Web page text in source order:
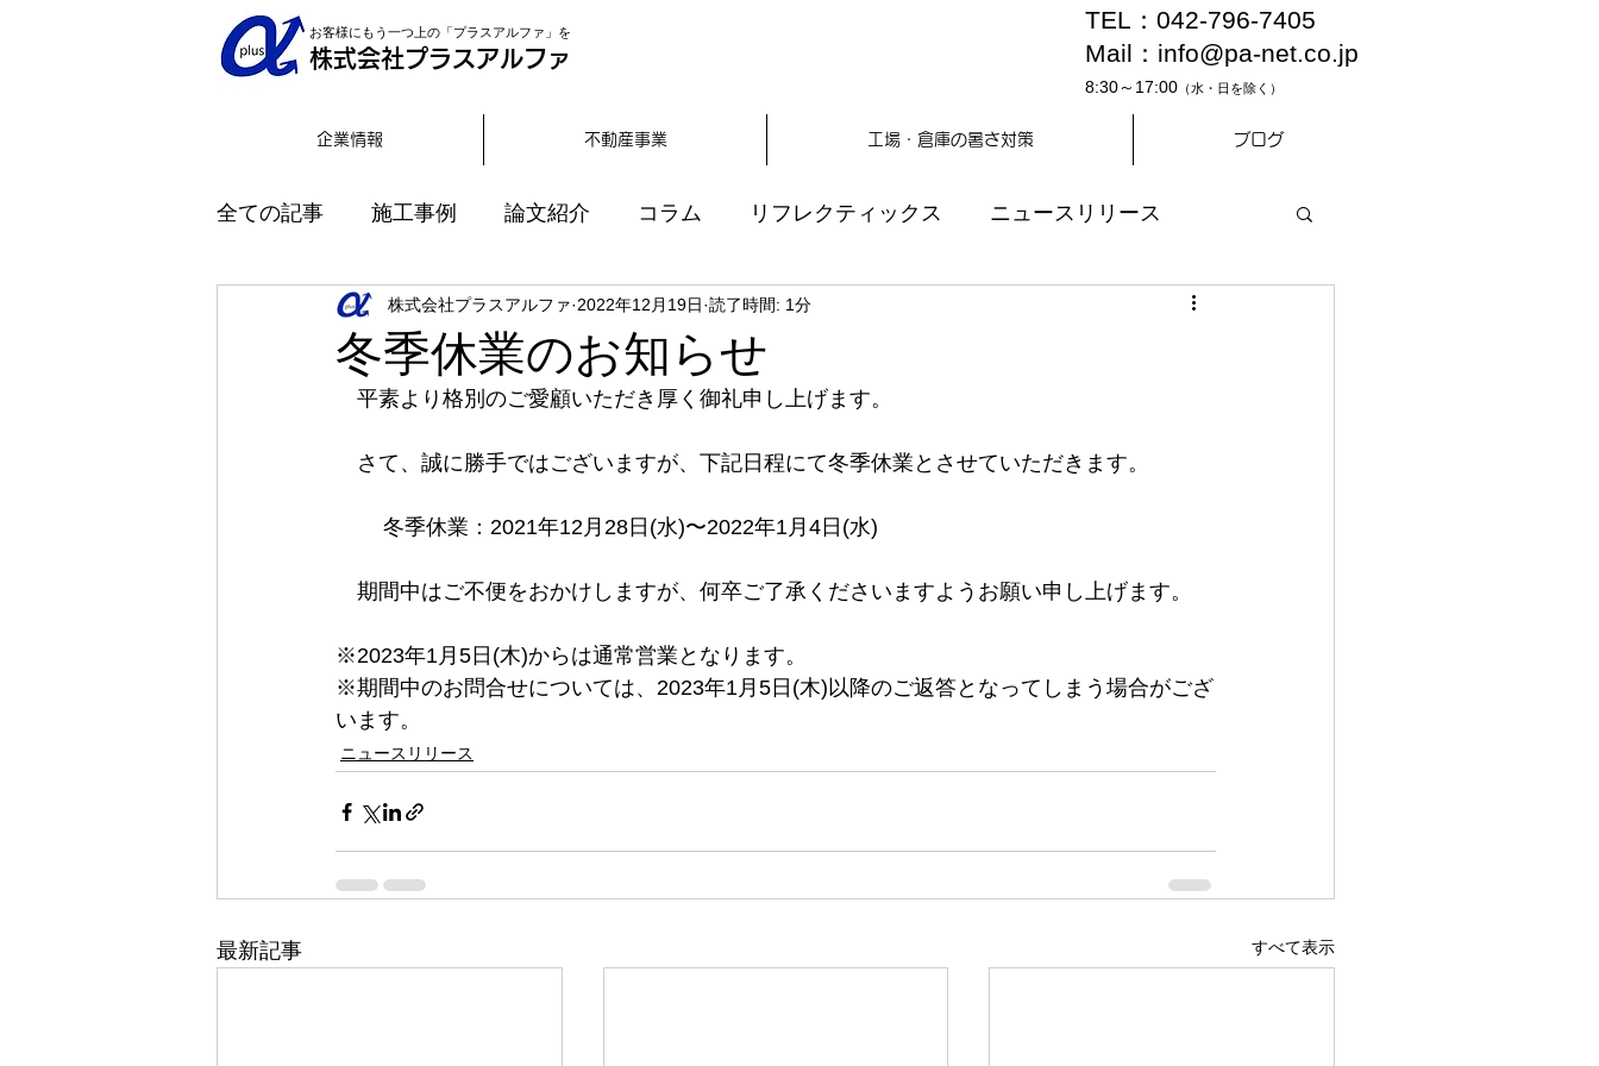
お客様にもう一つ上の「プラスアルファ」を
株式会社プラスアルファ
TEL：042-796-7405
Mail： info@pa-net.co.jp
8:30～17:00 （水・日を除く）
企業情報 不動産事業 工場・倉庫の暑さ対策 ブログ
全ての記事 施工事例 論文紹介 コラム リフレクティックス ニュースリリース
インタビュー
冬季休業のお知らせ
株式会社プラスアルファ 2022年12月19日 読了時間: 1分
平素より格別のご愛顧いただき厚く御礼申し上げます。
さて、誠に勝手ではございますが、下記日程にて冬季休業とさせていただきます。
冬季休業：2021年12月28日(水)〜2022年1月4日(水)
期間中はご不便をおかけしますが、何卒ご了承くださいますようお願い申し上げます。
※2023年1月5日(木)からは通常営業となります。
※期間中のお問合せについては、2023年1月5日(木)以降のご返答となってしまう場合がござ
います。
ニュースリリース
最新記事 すべて表示